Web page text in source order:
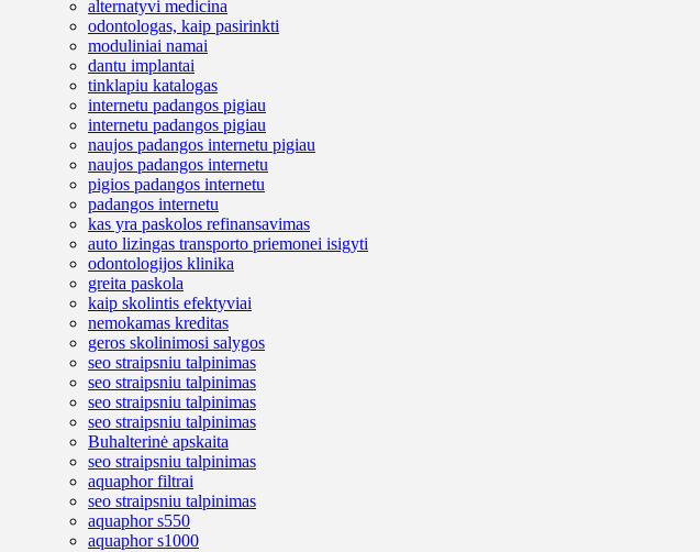
alternatyvi medicina
odontologas, kaip pasirinkti
moduliniai namai
dantu implantai
tinklapiu katalogas
internetu padangos pigiau
internetu padangos pigiau
naujos padangos internetu pigiau
naujos padangos internetu
pigios padangos internetu
padangos internetu
kas yra paskolos refinansavimas
auto lizingas transporto priemonei isigyti
odontologijos klinika
greita paskola
kaip skolintis efektyviai
nemokamas kreditas
geros skolinimosi salygos
seo straipsniu talpinimas
seo straipsniu talpinimas
seo straipsniu talpinimas
seo straipsniu talpinimas
Buhalterinė apskaita
seo straipsniu talpinimas
aquaphor filtrai
seo straipsniu talpinimas
aquaphor s550
aquaphor s1000